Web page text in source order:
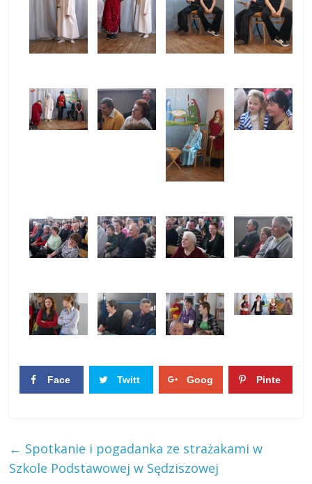
Face Twitt Goog Pinte
← Spotkanie i pogadanka ze strażakami w
Szkole Podstawowej w Sędziszowej